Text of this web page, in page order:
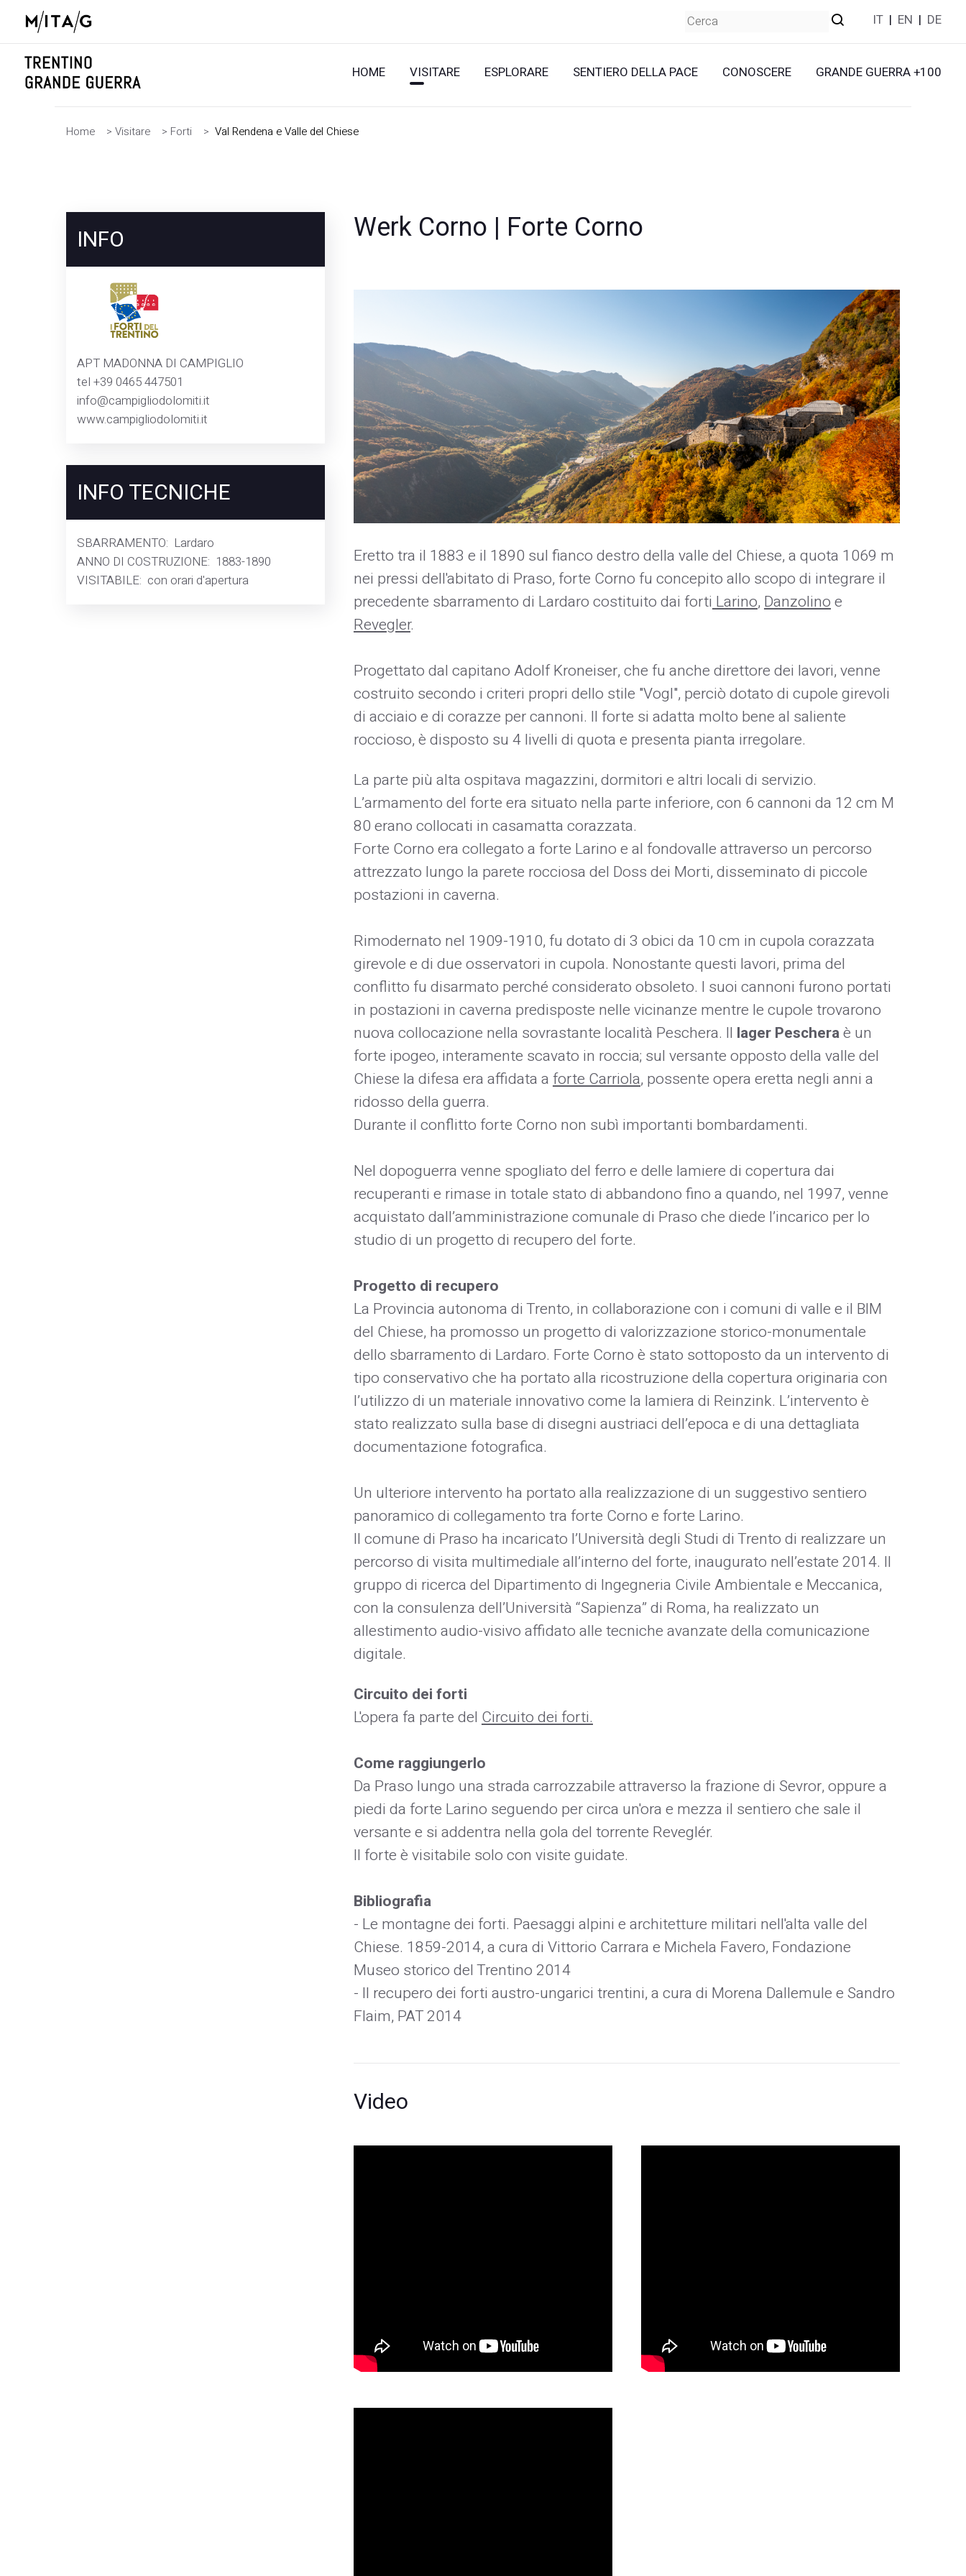
IT | EN | DE
HOME VISITARE ESPLORARE SENTIERO DELLA PACE CONOSCERE GRANDE GUERRA +100
Home > Visitare > Forti > Val Rendena e Valle del Chiese
INFO
APT MADONNA DI CAMPIGLIO
tel +39 0465 447501
info@campigliodolomiti.it
www.campigliodolomiti.it
INFO TECNICHE
SBARRAMENTO: Lardaro
ANNO DI COSTRUZIONE: 1883-1890
VISITABILE: con orari d'apertura
Werk Corno | Forte Corno
Eretto tra il 1883 e il 1890 sul fianco destro della valle del Chiese, a quota 1069 m
nei pressi dell'abitato di Praso, forte Corno fu concepito allo scopo di integrare il
precedente sbarramento di Lardaro costituito dai forti Larino, Danzolinoe
Revegler.
Progettato dal capitano Adolf Kroneiser, che fu anche direttore dei lavori, venne
costruito secondo i criteri propri dello stile "Vogl", perciò dotato di cupole girevoli
di acciaio e di corazze per cannoni. Il forte si adatta molto bene al saliente
roccioso, è disposto su 4 livelli di quota e presenta pianta irregolare.
La parte più alta ospitava magazzini, dormitori e altri locali di servizio.
L’armamento del forte era situato nella parte inferiore, con 6 cannoni da 12 cm M
80 erano collocati in casamatta corazzata.
Forte Corno era collegato a forte Larino e al fondovalle attraverso un percorso
attrezzato lungo la parete rocciosa del Doss dei Morti, disseminato di piccole
postazioni in caverna.
Rimodernato nel 1909-1910, fu dotato di 3 obici da 10 cm in cupola corazzata
girevole e di due osservatori in cupola. Nonostante questi lavori, prima del
conflitto fu disarmato perché considerato obsoleto. I suoi cannoni furono portati
in postazioni in caverna predisposte nelle vicinanze mentre le cupole trovarono
nuova collocazione nella sovrastante località Peschera. Il lager Pescheraè un
forte ipogeo, interamente scavato in roccia; sul versante opposto della valle del
Chiese la difesa era affidata a forte Carriola, possente opera eretta negli anni a
ridosso della guerra.
Durante il conflitto forte Corno non subì importanti bombardamenti.
Nel dopoguerra venne spogliato del ferro e delle lamiere di copertura dai
recuperanti e rimase in totale stato di abbandono fino a quando, nel 1997, venne
acquistato dall’amministrazione comunale di Praso che diede l’incarico per lo
studio di un progetto di recupero del forte.
Progetto di recupero
La Provincia autonoma di Trento, in collaborazione con i comuni di valle e il BIM
del Chiese, ha promosso un progetto di valorizzazione storico-monumentale
dello sbarramento di Lardaro. Forte Corno è stato sottoposto da un intervento di
tipo conservativo che ha portato alla ricostruzione della copertura originaria con
l’utilizzo di un materiale innovativo come la lamiera di Reinzink. L’intervento è
stato realizzato sulla base di disegni austriaci dell’epoca e di una dettagliata
documentazione fotografica.
Un ulteriore intervento ha portato alla realizzazione di un suggestivo sentiero
panoramico di collegamento tra forte Corno e forte Larino.
Il comune di Praso ha incaricato l’Università degli Studi di Trento di realizzare un
percorso di visita multimediale all’interno del forte, inaugurato nell’estate 2014. Il
gruppo di ricerca del Dipartimento di Ingegneria Civile Ambientale e Meccanica,
con la consulenza dell’Università “Sapienza” di Roma, ha realizzato un
allestimento audio-visivo affidato alle tecniche avanzate della comunicazione
digitale.
Circuito dei forti
L'opera fa parte del Circuito dei forti.
Come raggiungerlo
Da Praso lungo una strada carrozzabile attraverso la frazione di Sevror, oppure a
piedi da forte Larino seguendo per circa un'ora e mezza il sentiero che sale il
versante e si addentra nella gola del torrente Reveglér.
Il forte è visitabile solo con visite guidate.
Bibliografia
- Le montagne dei forti. Paesaggi alpini e architetture militari nell'alta valle del
Chiese. 1859-2014, a cura di Vittorio Carrara e Michela Favero, Fondazione
Museo storico del Trentino 2014
- Il recupero dei forti austro-ungarici trentini, a cura di Morena Dallemule e Sandro
Flaim, PAT 2014
Video